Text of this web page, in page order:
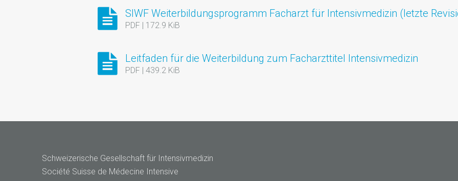
SIWF Weiterbildungsprogramm Facharzt für Intensivmedizin (letzte
PDF | 172.9 KiB
Leitfaden für die Weiterbildung zum Facharzttitel Intensivmedizin
PDF | 439.2 KiB
Schweizerische Gesellschaft für Intensivmedizin
Société Suisse de Médecine Intensive